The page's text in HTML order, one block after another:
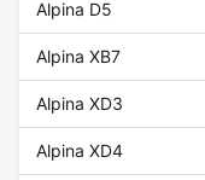
Alpina D5
Alpina XB7
Alpina XD3
Alpina XD4